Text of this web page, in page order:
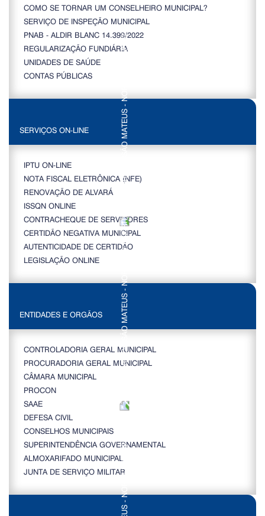
COMO SE TORNAR UM CONSELHEIRO MUNICIPAL?
SERVIÇO DE INSPEÇÃO MUNICIPAL
PNAB - ALDIR BLANC 14.399/2022
REGULARIZAÇÃO FUNDIÁRIA
UNIDADES DE SAÚDE
CONTAS PÚBLICAS
SERVIÇOS ON-LINE
IPTU ON-LINE
NOTA FISCAL ELETRÔNICA (NFE)
RENOVAÇÃO DE ALVARÁ
ISSQN ONLINE
CONTRACHEQUE DE SERVIDORES
CERTIDÃO NEGATIVA MUNICIPAL
AUTENTICIDADE DE CERTIDÃO
LEGISLAÇÃO ONLINE
ENTIDADES E ORGÃOS
CONTROLADORIA GERAL MUNICIPAL
PROCURADORIA GERAL MUNICIPAL
CÂMARA MUNICIPAL
PROCON
SAAE
DEFESA CIVIL
CONSELHOS MUNICIPAIS
SUPERINTENDÊNCIA GOVERNAMENTAL
ALMOXARIFADO MUNICIPAL
JUNTA DE SERVIÇO MILITAR